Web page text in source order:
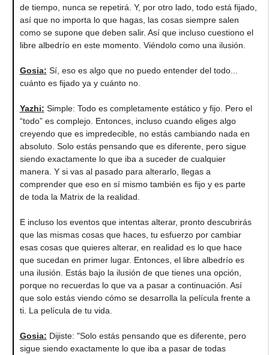
de tiempo, nunca se repetirá. Y, por otro lado, todo está fijado,
así que no importa lo que hagas, las cosas siempre salen
como se supone que deben salir. Así que incluso cuestiono el
libre albedrío en este momento. Viéndolo como una ilusión.
Gosia: Sí, eso es algo que no puedo entender del todo...
cuánto es fijado ya y cuánto no.
Yazhi: Simple: Todo es completamente estático y fijo. Pero el
“todo” es complejo. Entonces, incluso cuando eliges algo
creyendo que es impredecible, no estás cambiando nada en
absoluto. Solo estás pensando que es diferente, pero sigue
siendo exactamente lo que iba a suceder de cualquier
manera. Y si vas al pasado para alterarlo, llegas a
comprender que eso en sí mismo también es fijo y es parte
de toda la Matrix de la realidad.
E incluso los eventos que intentas alterar, pronto descubrirás
que las mismas cosas que haces, tu esfuerzo por cambiar
esas cosas que quieres alterar, en realidad es lo que hace
que sucedan en primer lugar. Entonces, el libre albedrío es
una ilusión. Estás bajo la ilusión de que tienes una opción,
porque no recuerdas lo que va a pasar a continuación. Así
que solo estás viendo cómo se desarrolla la película frente a
ti. La película de tu vida.
Gosia: Dijiste: "Solo estás pensando que es diferente, pero
sigue siendo exactamente lo que iba a pasar de todas